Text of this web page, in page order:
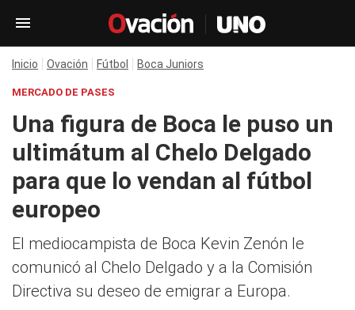
Inicio Ovación Fútbol Boca Juniors
MERCADO DE PASES
Una figura de Boca le puso un
ultimátum al Chelo Delgado
para que lo vendan al fútbol
europeo
El mediocampista de Boca Kevin Zenón le
comunicó al Chelo Delgado y a la Comisión
Directiva su deseo de emigrar a Europa.